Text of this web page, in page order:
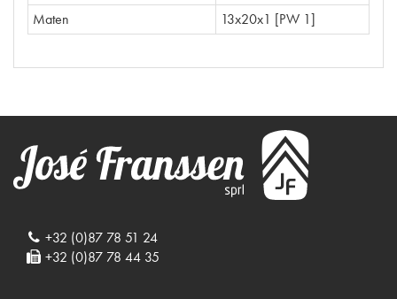
Maten
13x20x1 [PW 1]
+32 (0)87 78 51 24
+32 (0)87 78 44 35